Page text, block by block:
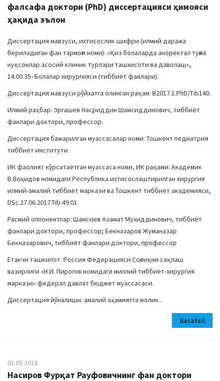
фалсафа доктори (PhD) диссертацияси ҳимояси
ҳақида эълон
Диссертация мавзуси, ихтисослик шифри (илмий даража
бериладиган фан тармоғи номи): «Қиз болаларда аноректал туғма
нуқсонлар асосий клиник турлари ташхисоти ва даволаш»,
14.00.35–Болалар хирургияси (тиббиёт фанлари).
Диссертация мавзуси рўйхатга олинган рақам: B2017.1.PhD/Tib140.
Илмий раҳбар: Эргашев Насриддин Шамсиддинович, тиббиёт
фанлари доктори, профессор.
Диссертация бажарилган муассасалар номи: Тошкент педиатрия
тиббиёт институти.
ИК фаолият кўрсатаётган муассаса номи, ИК рақами: Академик
В.Воҳидов номидаги Республика ихтисослаштирилган хирургия
илмий-амалий тиббиёт маркази ва Тошкент тиббиёт академияси,
DSc.27.06.2017.Tib.49.01
Расмий оппонентлар: Шамсиев Азамат Мухиддинович, тиббиёт
фанлари доктори, профессор; Бекназаров Жуманазар
Бекназарович, тиббиёт фанлари доктори, профессор
Етакчи ташкилот: Россия Федерацияси Соғлиқни сақлаш
вазирлиги «Н.И. Пирогов номидаги миллий тиббиёт-хирургия
маркази» федерал давлат бюджет муассасаси.
Диссертация йўналиши: амалий аҳамиятга молик...
Batafsil
01.05.2018
Насиров Фурқат Рауфовичнинг фан доктори